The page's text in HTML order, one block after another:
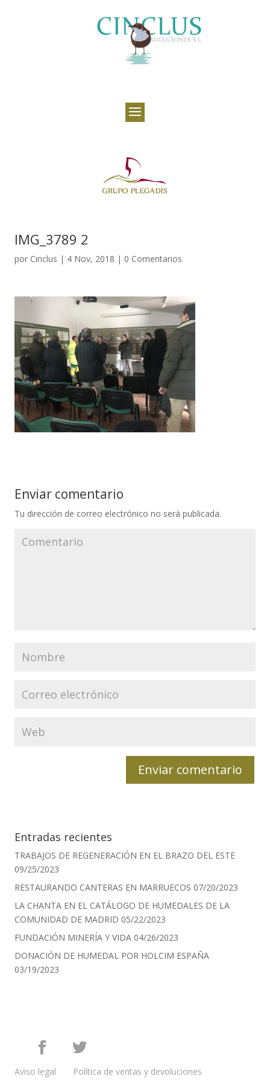
IMG_3789 2
por Cinclus | 4 Nov, 2018 | 0 Comentarios
Enviar comentario
Tu dirección de correo electrónico no será publicada.
Entradas recientes
TRABAJOS DE REGENERACIÓN EN EL BRAZO DEL ESTE
09/25/2023
RESTAURANDO CANTERAS EN MARRUECOS 07/20/2023
LA CHANTA EN EL CATÁLOGO DE HUMEDALES DE LA
COMUNIDAD DE MADRID 05/22/2023
FUNDACIÓN MINERÍA Y VIDA 04/26/2023
DONACIÓN DE HUMEDAL POR HOLCIM ESPAÑA
03/19/2023
Aviso legal
Política de ventas y devoluciones